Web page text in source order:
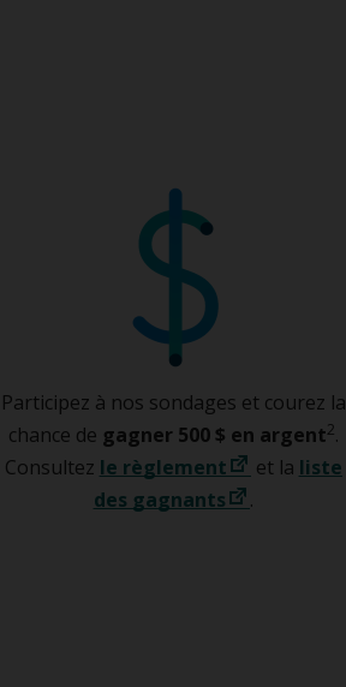
Participez à nos sondages et courez la
chance de gagner 500 $ en argent2.
Consultez le règlement et la liste
des gagnants
.